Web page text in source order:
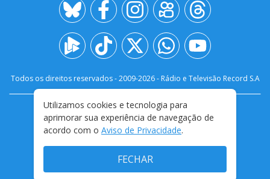
Todos os direitos reservados - 2009-2026- Rádio e Televisão Record S.A
FALE CONOSCO
PRIVACIDADE
TERMOS E CONDIÇÕES DE USO
Utilizamos cookies e tecnologia para
aprimorar sua experiência de navegação de
acordo com o Aviso de Privacidade.
FECHAR